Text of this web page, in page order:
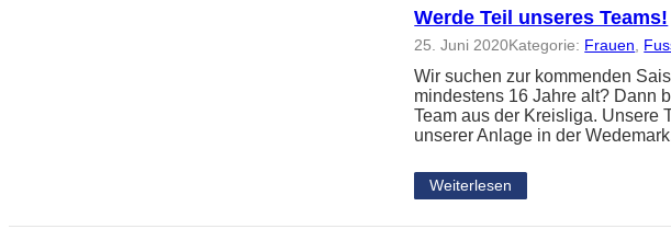
Werde Teil unseres Teams!
25. Juni 2020Kategorie: Frauen,
Wir suchen zur kommenden
mindestens 16 Jahre alt? Dann
Team aus der Kreisliga. Unsere
unserer Anlage in der
Weiterlesen